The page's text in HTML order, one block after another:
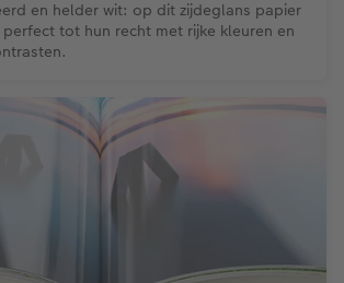
en helder wit: op dit zijdeglans papier
perfect tot hun recht met rijke kleuren en